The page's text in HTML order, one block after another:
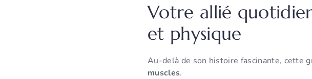
Votre allié
et physique
Au-delà de son histoire fascinante, cette
muscles.